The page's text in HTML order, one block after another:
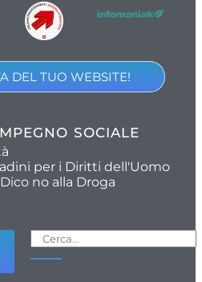
DEL TUO WEBSITE!
SOCIALE
per i Diritti dell'Uomo
Dico no alla Droga